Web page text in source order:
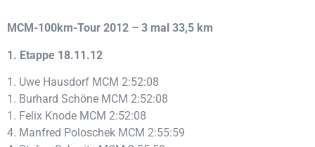
MCM-100km-Tour 2012 – 3 mal 33,5 km
1. Etappe 18.11.12
1. Uwe Hausdorf MCM 2:52:08
1. Burhard Schöne MCM 2:52:08
1. Felix Knode MCM 2:52:08
4. Manfred Poloschek MCM 2:55:59